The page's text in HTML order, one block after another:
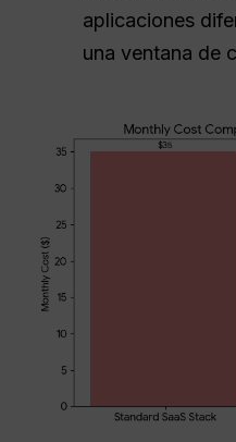
aplicaciones
una ventana de